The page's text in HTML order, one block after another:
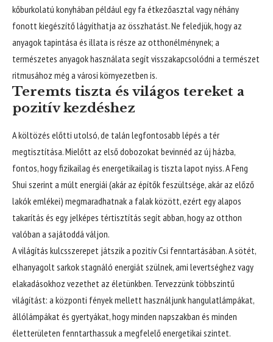
kőburkolatú konyhában például egy fa étkezőasztal vagy néhány
fonott kiegészítő lágyíthatja az összhatást. Ne feledjük, hogy az
anyagok tapintása és illata is része az otthonélménynek; a
természetes anyagok használata segít visszakapcsolódni a természet
ritmusához még a városi környezetben is.
Teremts tiszta és világos tereket a
pozitív kezdéshez
A költözés előtti utolsó, de talán legfontosabb lépés a tér
megtisztítása. Mielőtt az első dobozokat bevinnéd az új házba,
fontos, hogy fizikailag és energetikailag is tiszta lapot nyiss. A Feng
Shui szerint a múlt energiái (akár az építők feszültsége, akár az előző
lakók emlékei) megmaradhatnak a falak között, ezért egy alapos
takarítás és egy jelképes tértisztítás segít abban, hogy az otthon
valóban a sajátoddá váljon.
A világítás kulcsszerepet játszik a pozitív Csi fenntartásában. A sötét,
elhanyagolt sarkok stagnáló energiát szülnek, ami levertséghez vagy
elakadásokhoz vezethet az életünkben. Tervezzünk többszintű
világítást: a központi fények mellett használjunk hangulatlámpákat,
állólámpákat és gyertyákat, hogy minden napszakban és minden
életterületen fenntarthassuk a megfelelő energetikai szintet.